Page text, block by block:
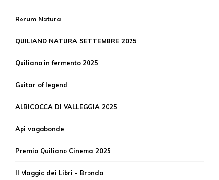
Rerum Natura
QUILIANO NATURA SETTEMBRE 2025
Quiliano in fermento 2025
Guitar of legend
ALBICOCCA DI VALLEGGIA 2025
Api vagabonde
Premio Quiliano Cinema 2025
Il Maggio dei Libri - Brondo